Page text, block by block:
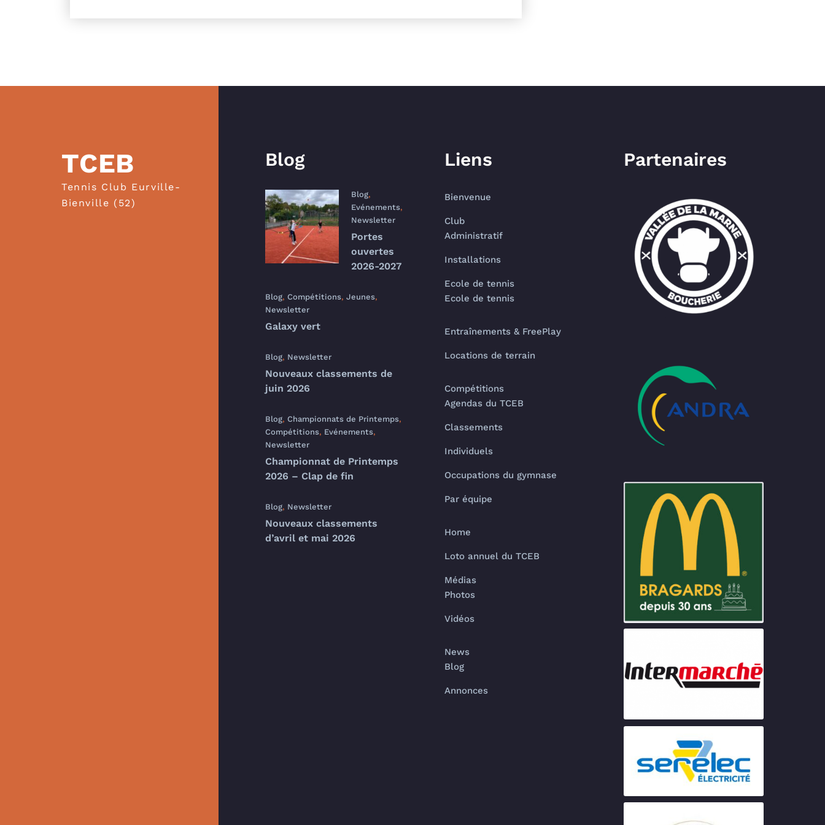
TCEB
Tennis Club Eurville-
Bienville (52)
Blog
Blog,
Evénements,
Newsletter
Portes
ouvertes
2026-2027
Blog, Compétitions, Jeunes,
Newsletter
Galaxy vert
Blog, Newsletter
Nouveaux classements de
juin 2026
Blog, Championnats de Printemps,
Compétitions, Evénements,
Newsletter
Championnat de Printemps
2026 – Clap de fin
Blog, Newsletter
Nouveaux classements
d’avril et mai 2026
Liens
Bienvenue
Club
Administratif
Installations
Ecole de tennis
Ecole de tennis
Entraînements & FreePlay
Locations de terrain
Compétitions
Agendas du TCEB
Classements
Individuels
Occupations du gymnase
Par équipe
Home
Loto annuel du TCEB
Médias
Photos
Vidéos
News
Blog
Annonces
Partenaires